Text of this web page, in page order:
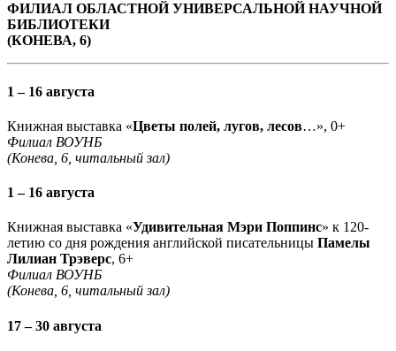
ФИЛИАЛ ОБЛАСТНОЙ УНИВЕРСАЛЬНОЙ НАУЧНОЙ
БИБЛИОТЕКИ
(КОНЕВА, 6)
1 – 16 августа
Книжная выставка «Цветы полей, лугов, лесов…», 0+
Филиал ВОУНБ
(Конева, 6, читальный зал)
1 – 16 августа
Книжная выставка «Удивительная Мэри Поппинс» к 120-
летию со дня рождения английской писательницы Памелы
Лилиан Трэверс, 6+
Филиал ВОУНБ
(Конева, 6, читальный зал)
17 – 30 августа